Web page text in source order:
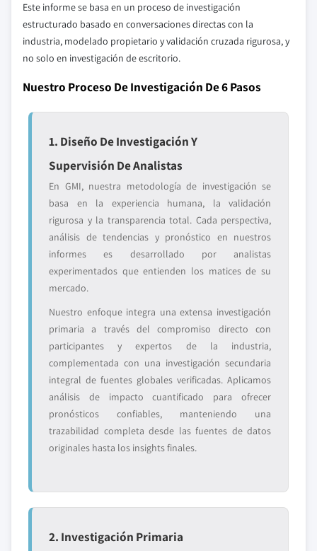
Este informe se basa en un proceso de investigación
estructurado basado en conversaciones directas con la
industria, modelado propietario y validación cruzada rigurosa, y
no solo en investigación de escritorio.
Nuestro Proceso De Investigación De 6 Pasos
1. Diseño De Investigación Y
Supervisión De Analistas
En GMI, nuestra metodología de investigación se
basa en la experiencia humana, la validación
rigurosa y la transparencia total. Cada perspectiva,
análisis de tendencias y pronóstico en nuestros
informes es desarrollado por analistas
experimentados que entienden los matices de su
mercado.
Nuestro enfoque integra una extensa investigación
primaria a través del compromiso directo con
participantes y expertos de la industria,
complementada con una investigación secundaria
integral de fuentes globales verificadas. Aplicamos
análisis de impacto cuantificado para ofrecer
pronósticos confiables, manteniendo una
trazabilidad completa desde las fuentes de datos
originales hasta los insights finales.
2. Investigación Primaria